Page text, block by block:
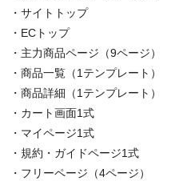
・サイトトップ
・ECトップ
・主力商品ページ（9ページ）
・商品一覧（1テンプレート）
・商品詳細（1テンプレート）
・カート画面1式
・マイページ1式
・規約・ガイドページ1式
・フリーページ（4ページ）